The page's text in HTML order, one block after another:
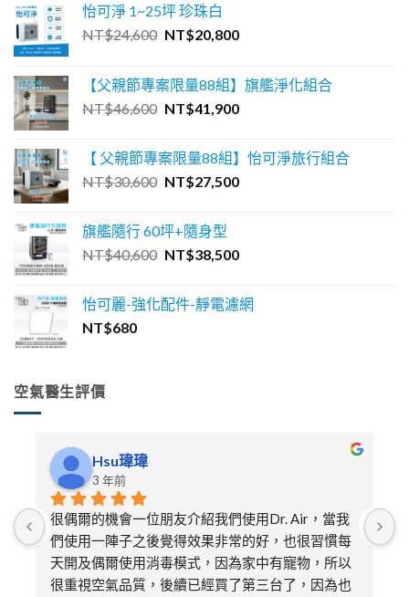
怡可淨 1~25坪 珍珠白
NT$24,600 原
格：
NT$24,600。
NT$20,800目
格：
NT$20,800。
【父親節專案限量88組】旗艦淨化組合
NT$46,600 原
格：
NT$46,600。
NT$41,900目
格：
NT$41,900。
【 父親節專案限量88組】怡可淨旅行組合
NT$30,600 原
格：
NT$30,600。
NT$27,500目
NT$27,500。
旗艦隨行 60坪+隨身型
NT$40,600 原
格：
NT$38,500目
格：
怡可麗-強化配件-靜電濾網
NT$680
空氣醫生評價
Hsu瑋瑋
3 年前
很偶爾的機會一位朋友介紹我們使用Dr. Air，當我
們使用一陣子之後覺得效果非常的好，也很習慣每
天開及偶爾使用消毒模式，因為家中有寵物，所以
很重視空氣品質，後續已經買了第三台了，因為也